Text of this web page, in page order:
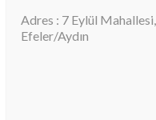
Adres : 7 Eylül
Efeler/Aydın